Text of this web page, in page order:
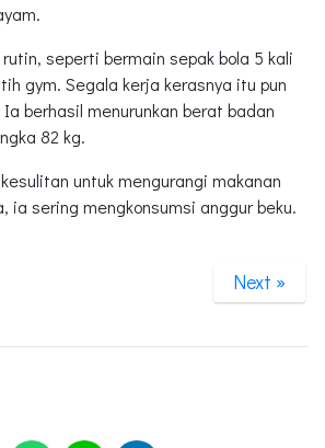
seperti bermain sepak bola 5 kali
gym. Segala kerja kerasnya itu pun
berhasil menurunkan berat badan
82 kg.
untuk mengurangi makanan
ia sering mengkonsumsi anggur beku.
Next »